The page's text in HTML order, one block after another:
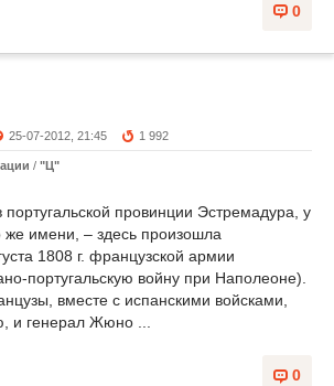
0
25-07-2012, 21:45 1 992
/ "Ц"
португальской провинции Эстремадура, у
же имени, – здесь произошла
1808 г. французской армии
португальскую войну при Наполеоне).
вместе с испанскими войсками,
и генерал Жюно ...
0